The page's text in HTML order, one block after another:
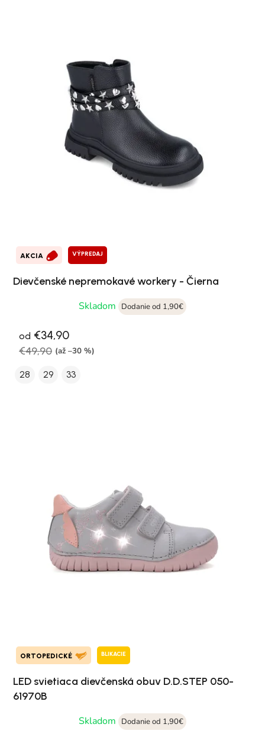
AKCIA VÝPREDAJ
Dievčenské nepremokavé workery - Čierna
Skladom
Dodanie od 1,90€
od €34,90
€49,90 (až –30 %)
28 29 33
ORTOPEDICKÉ BLIKACIE
LED svietiaca dievčenská obuv D.D.STEP 050-
61970B
Skladom
Dodanie od 1,90€